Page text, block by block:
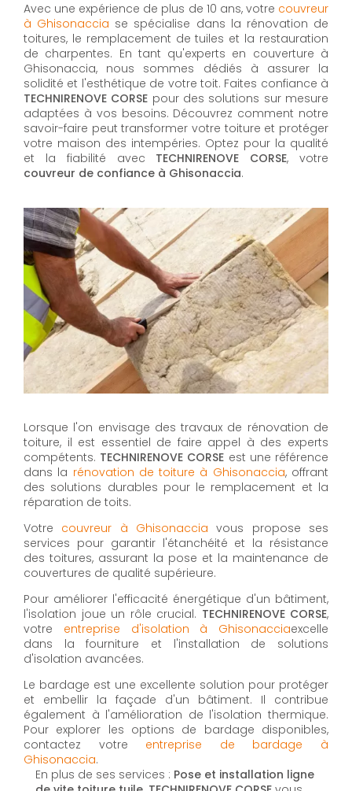
Avec une expérience de plus de 10 ans, votre couvreur
à Ghisonaccia se spécialise dans la rénovation de
toitures, le remplacement de tuiles et la restauration
de charpentes. En tant qu'experts en couverture à
Ghisonaccia, nous sommes dédiés à assurer la
solidité et l'esthétique de votre toit. Faites confiance à
TECHNIRENOVE CORSE pour des solutions sur mesure
adaptées à vos besoins. Découvrez comment notre
savoir-faire peut transformer votre toiture et protéger
votre maison des intempéries. Optez pour la qualité
et la fiabilité avec TECHNIRENOVE CORSE, votre
couvreur de confiance à Ghisonaccia.
Lorsque l'on envisage des travaux de rénovation de
toiture, il est essentiel de faire appel à des experts
compétents. TECHNIRENOVE CORSE est une référence
dans la rénovation de toiture à Ghisonaccia, offrant
des solutions durables pour le remplacement et la
réparation de toits.
Votre couvreur à Ghisonaccia vous propose ses
services pour garantir l'étanchéité et la résistance
des toitures, assurant la pose et la maintenance de
couvertures de qualité supérieure.
Pour améliorer l'efficacité énergétique d'un bâtiment,
l'isolation joue un rôle crucial. TECHNIRENOVE CORSE,
votre entreprise d'isolation à Ghisonacciaexcelle
dans la fourniture et l'installation de solutions
d'isolation avancées.
Le bardage est une excellente solution pour protéger
et embellir la façade d'un bâtiment. Il contribue
également à l'amélioration de l'isolation thermique.
Pour explorer les options de bardage disponibles,
contactez votre entreprise de bardage à
Ghisonaccia.
En plus de ses services : Pose et installation ligne